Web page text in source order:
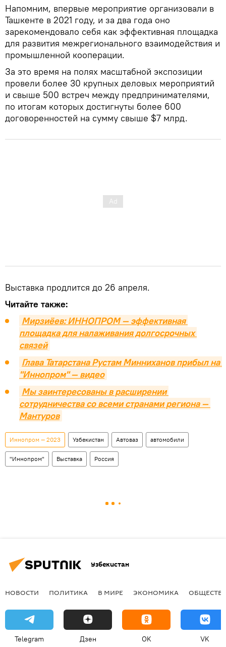
Напомним, впервые мероприятие организовали в
Ташкенте в 2021 году, и за два года оно
зарекомендовало себя как эффективная площадка
для развития межрегионального взаимодействия и
промышленной кооперации.
За это время на полях масштабной экспозиции
провели более 30 крупных деловых мероприятий
и свыше 500 встреч между предпринимателями,
по итогам которых достигнуты более 600
договоренностей на сумму свыше $7 млрд.
Выставка продлится до 26 апреля.
Читайте также:
Мирзиёев: ИННОПРОМ — эффективная
площадка для налаживания долгосрочных
связей
Глава Татарстана Рустам Минниханов прибыл на
"Иннопром" — видео
Мы заинтересованы в расширении
сотрудничества со всеми странами региона —
Мантуров
Иннопром — 2023 Узбекистан Автоваз автомобили
"Иннопром" Выставка Россия
Узбекистан
НОВОСТИ ПОЛИТИКА В МИРЕ ЭКОНОМИКА
Telegram Дзен OK VK